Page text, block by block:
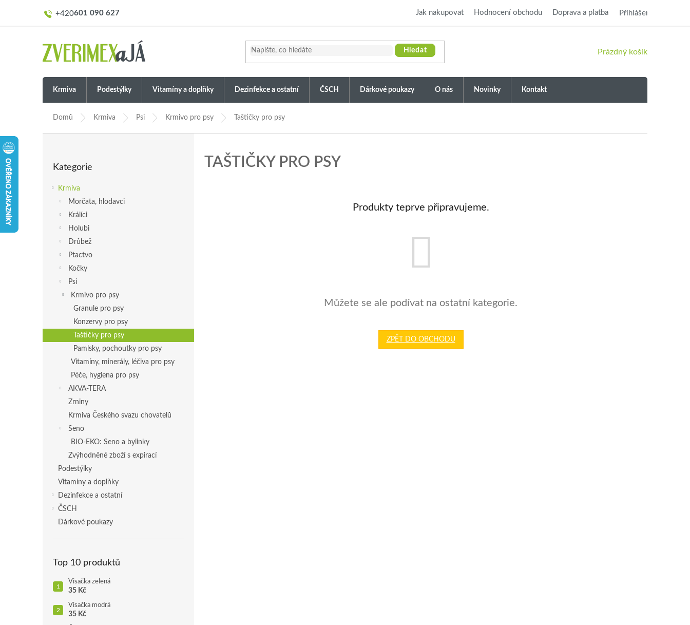
601 090 627 Jak nakupovat Hodnocení obchodu Doprava a platba Přihlášení
Hledat
NÁKUPNÍ
Prázdný košík
Krmiva Podestýlky Vitamíny a doplňky Dezinfekce a ostatní ČSCH Dárkové poukazy O nás Novinky Kontakt
Domů Krmiva Psi Krmivo pro psy Taštičky pro psy
kategorie
Kategorie
Krmiva
Morčata, hlodavci
Králíci
Holubi
Drůbež
Ptactvo
Kočky
Psi
Krmivo pro psy
Granule pro psy
Konzervy pro psy
Taštičky pro psy
Pamlsky, pochoutky pro psy
Vitamíny, minerály, léčiva pro psy
Péče, hygiena pro psy
AKVA-TERA
Zrniny
Krmiva Českého svazu chovatelů
Seno
BIO-EKO: Seno a bylinky
Zvýhodněné zboží s expirací
Podestýlky
Vitamíny a doplňky
Dezinfekce a ostatní
ČSCH
Dárkové poukazy
Top 10 produktů
Visačka zelená
35 Kč
Visačka modrá
35 Kč
TAŠTIČKY PRO PSY
Produkty teprve připravujeme.
Můžete se ale podívat na ostatní kategorie.
ZPĚT DO OBCHODU